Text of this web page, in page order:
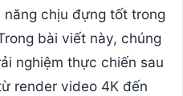
năng chịu đựng tốt trong
bài viết này, chúng
nghiệm thực chiến sau
render video 4K đến